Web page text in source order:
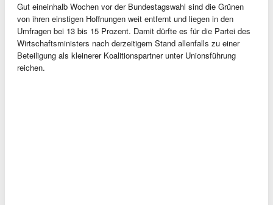
Gut eineinhalb Wochen vor der Bundestagswahl sind die Grünen
von ihren einstigen Hoffnungen weit entfernt und liegen in den
Umfragen bei 13 bis 15 Prozent. Damit dürfte es für die Partei des
Wirtschaftsministers nach derzeitigem Stand allenfalls zu einer
Beteiligung als kleinerer Koalitionspartner unter Unionsführung
reichen.